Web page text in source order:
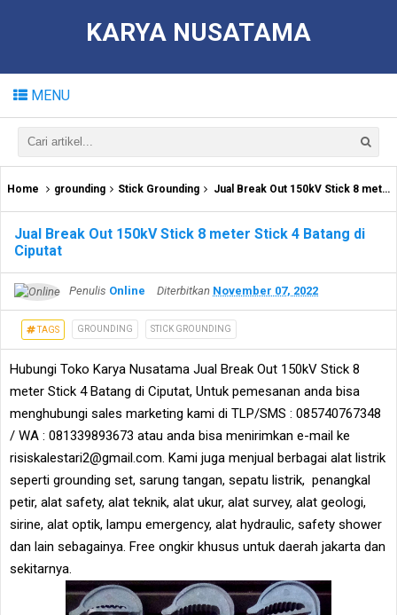
KARYA NUSATAMA
MENU
Home grounding Stick Grounding Jual Break Out 150kV Stick 8 meter Stick 4 Batang di Ciputat
Jual Break Out 150kV Stick 8 meter Stick 4 Batang di
Ciputat
Penulis Online Diterbitkan November 07, 2022
TAGS GROUNDING STICK GROUNDING
Hubungi Toko Karya Nusatama Jual Break Out 150kV Stick 8
meter Stick 4 Batang di Ciputat, Untuk pemesanan anda bisa
menghubungi sales marketing kami di TLP/SMS : 085740767348
/ WA : 081339893673 atau anda bisa menirimkan e-mail ke
risiskalestari2@gmail.com. Kami juga menjual berbagai alat listrik
seperti grounding set, sarung tangan, sepatu listrik, penangkal
petir, alat safety, alat teknik, alat ukur, alat survey, alat geologi,
sirine, alat optik, lampu emergency, alat hydraulic, safety shower
dan lain sebagainya. Free ongkir khusus untuk daerah jakarta dan
sekitarnya.